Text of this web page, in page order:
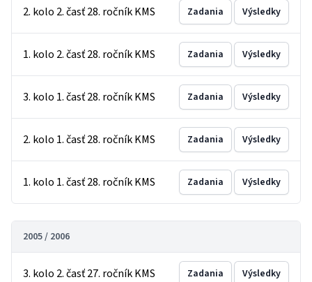
2. kolo 2. časť 28. ročník KMS Zadania Výsledky
1. kolo 2. časť 28. ročník KMS Zadania Výsledky
3. kolo 1. časť 28. ročník KMS Zadania Výsledky
2. kolo 1. časť 28. ročník KMS Zadania Výsledky
1. kolo 1. časť 28. ročník KMS Zadania Výsledky
2005 / 2006
3. kolo 2. časť 27. ročník KMS Zadania Výsledky